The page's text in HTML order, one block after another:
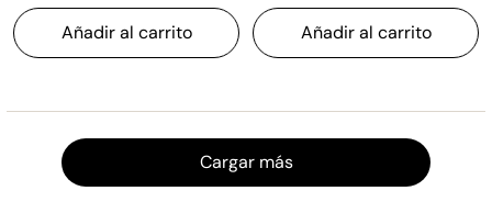
Añadir al carrito
Añadir al carrito
Cargar más